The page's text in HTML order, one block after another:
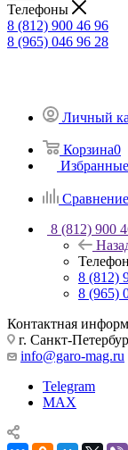
Телефоны
8 (812) 900 46 96
8 (965) 046 96 28
Личный
Корзина0
8 (812) 900
8 (812)
8 (965)
Контактная
г. Санкт-
info@garo-mag.ru
Telegram
MAX